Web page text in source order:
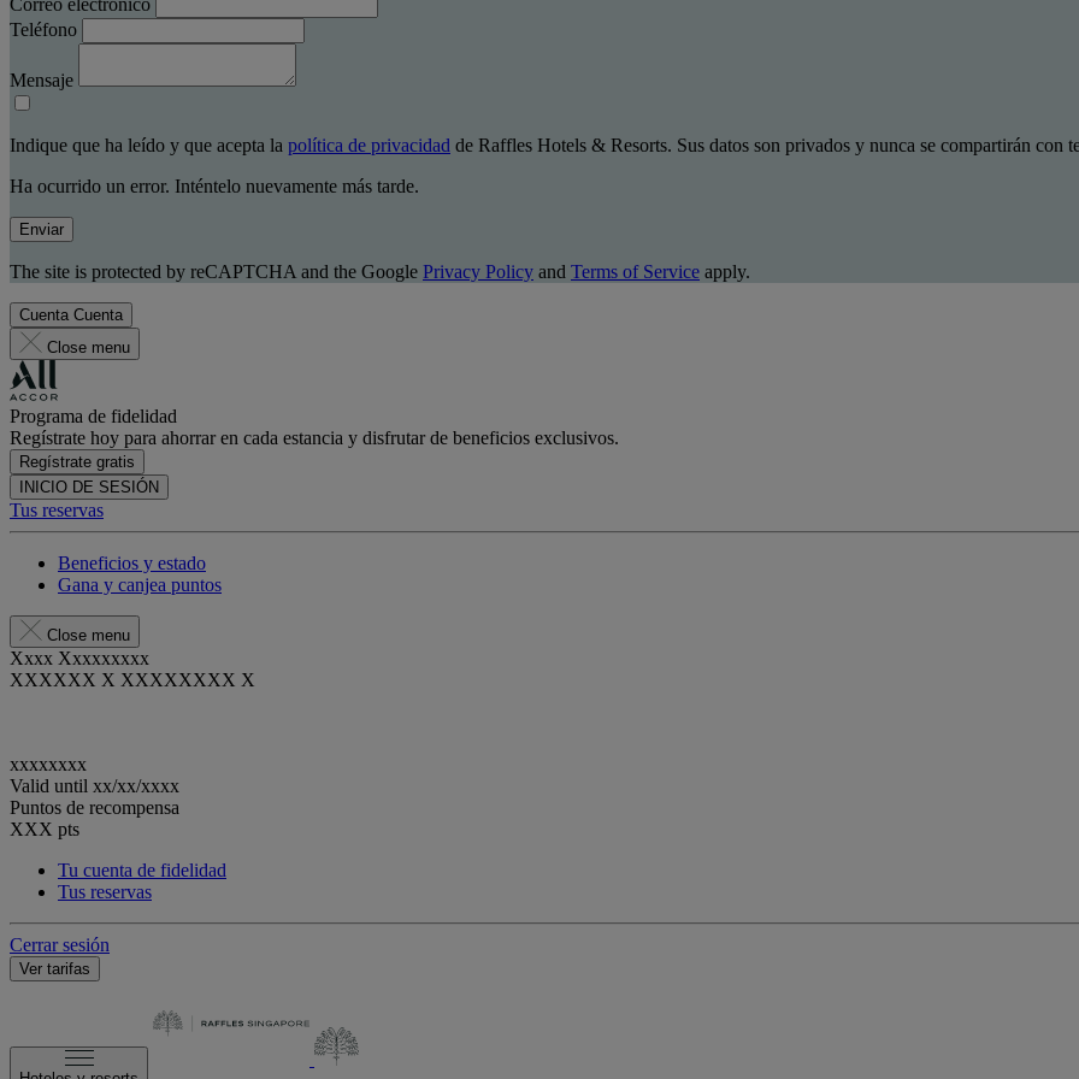
Correo electrónico
Teléfono
Mensaje
Indique que ha leído y que acepta la política de privacidad de Raffles Hotels & Resorts. Sus datos son privados y nunca se compartirán con
Ha ocurrido un error. Inténtelo nuevamente más tarde.
Enviar
The site is protected by reCAPTCHA and the Google Privacy Policy and Terms of Service apply.
Cuenta Cuenta
Close menu
Programa de fidelidad
Regístrate hoy para ahorrar en cada estancia y disfrutar de beneficios exclusivos.
Regístrate gratis
INICIO DE SESIÓN
Tus reservas
Beneficios y estado
Gana y canjea puntos
Close menu
Xxxx Xxxxxxxxx
XXXXXX X XXXXXXXX X
xxxxxxxx
Valid until xx/xx/xxxx
Puntos de recompensa
XXX pts
Tu cuenta de fidelidad
Tus reservas
Cerrar sesión
Ver tarifas